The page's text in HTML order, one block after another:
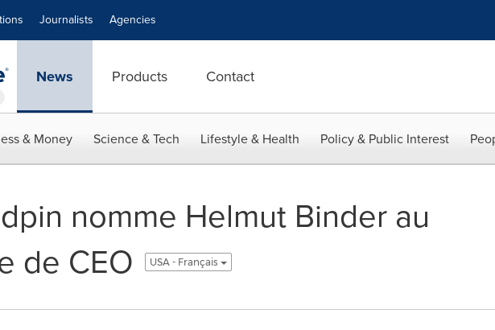
Journalists Agencies
News Products Contact
& Money Science & Tech Lifestyle & Health Policy & Public Interest
nomme Helmut Binder au
de CEO
USA - Français